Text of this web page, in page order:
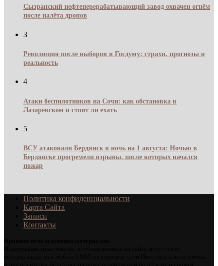
Сызранский нефтеперерабатывающий завод охвачен огнём
после налёта дронов
3
Революция после выборов в Госдуму: страхи, прогнозы и
реальность
4
Атаки беспилотников на Сочи: как обстановка в
Лазаревском и стоит ли ехать
5
ВСУ атаковали Бердянск в ночь на 1 августа: Ночью в
Бердянске прогремели взрывы, после которых начался
пожар
Политика конфиденциальности
Карта Сайта
Записи
Контакты